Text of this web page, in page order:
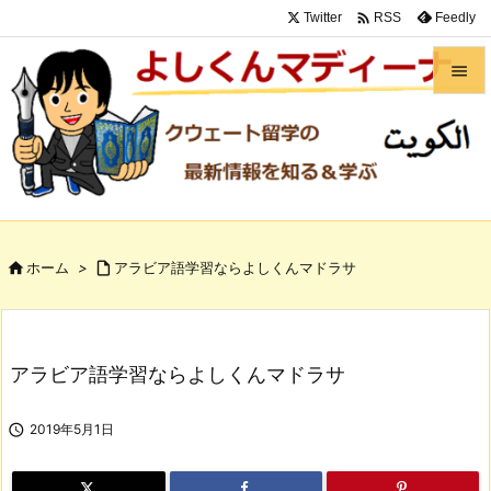


メニュ

次へ
Twitter  RSS Feedly
ホーム >  アラビア語学習ならよしくんマドラサ
アラビア語学習ならよしくんマドラサ
 2019年5月1日